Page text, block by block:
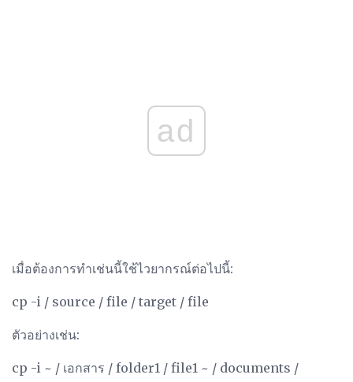
ad
เมื่อต้องการทำเช่นนี้ใช้ไวยากรณ์ต่อไปนี้:
cp -i / source / file / target / file
ตัวอย่างเช่น:
cp -i ~ / เอกสาร / folder1 / file1 ~ / documents /